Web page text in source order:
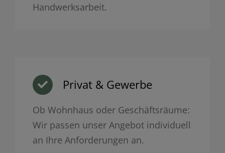
Handwerksarbeit.
Privat & Gewerbe
Ob Wohnhaus oder Geschäftsräume:
Wir passen unser Angebot individuell
an Ihre Anforderungen an.